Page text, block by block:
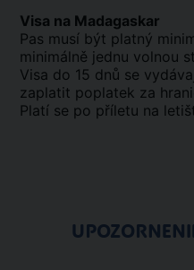
Visa na Madagaskar
Pas musí být platný
minimálně jednu volnou
Visa do 15 dnů se
zaplatit poplatek za
Platí se po příletu na